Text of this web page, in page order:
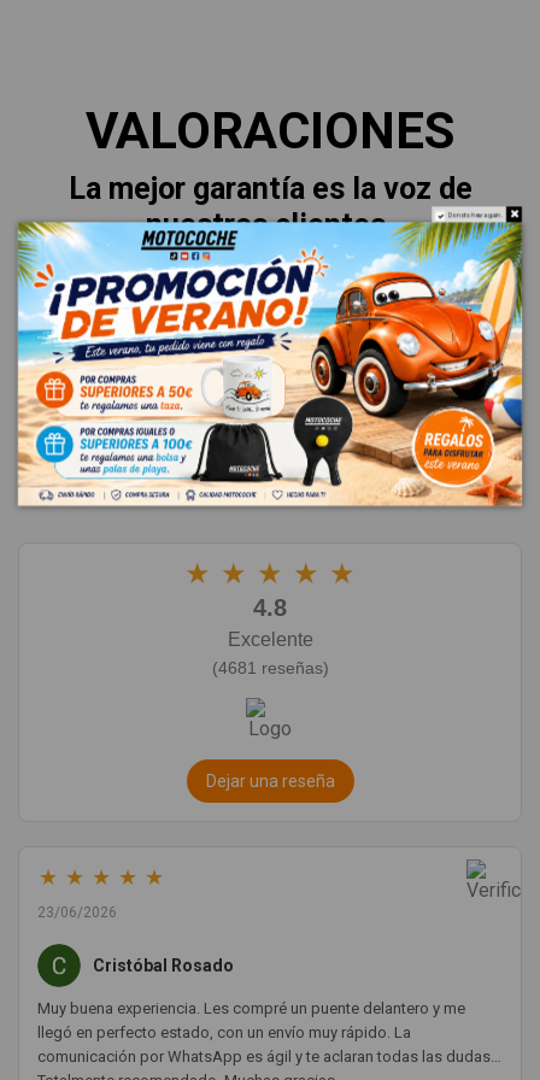
VALORACIONES
La mejor garantía es la voz de
nuestros clientes.
Esto es lo que dicen sobre su
experiencia.
★ ★ ★ ★ ★
4.8
Excelente
(4681 reseñas)
Dejar una reseña
★ ★ ★ ★ ★
23/06/2026
Cristóbal Rosado
Muy buena experiencia. Les compré un puente delantero y me
llegó en perfecto estado, con un envío muy rápido. La
comunicación por WhatsApp es ágil y te aclaran todas las dudas.
Do not show again.